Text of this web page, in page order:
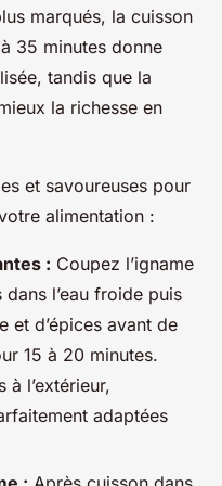
marqués, la cuisson
35 minutes donne
tandis que la
la richesse en
et savoureuses pour
alimentation :
: Coupez l’igname
l’eau froide puis
et d’épices avant de
15 à 20 minutes.
à l’extérieur,
adaptées